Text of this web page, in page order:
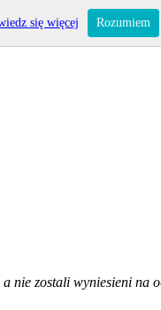
nie zostali wyniesieni na
się więcej Rozumiem